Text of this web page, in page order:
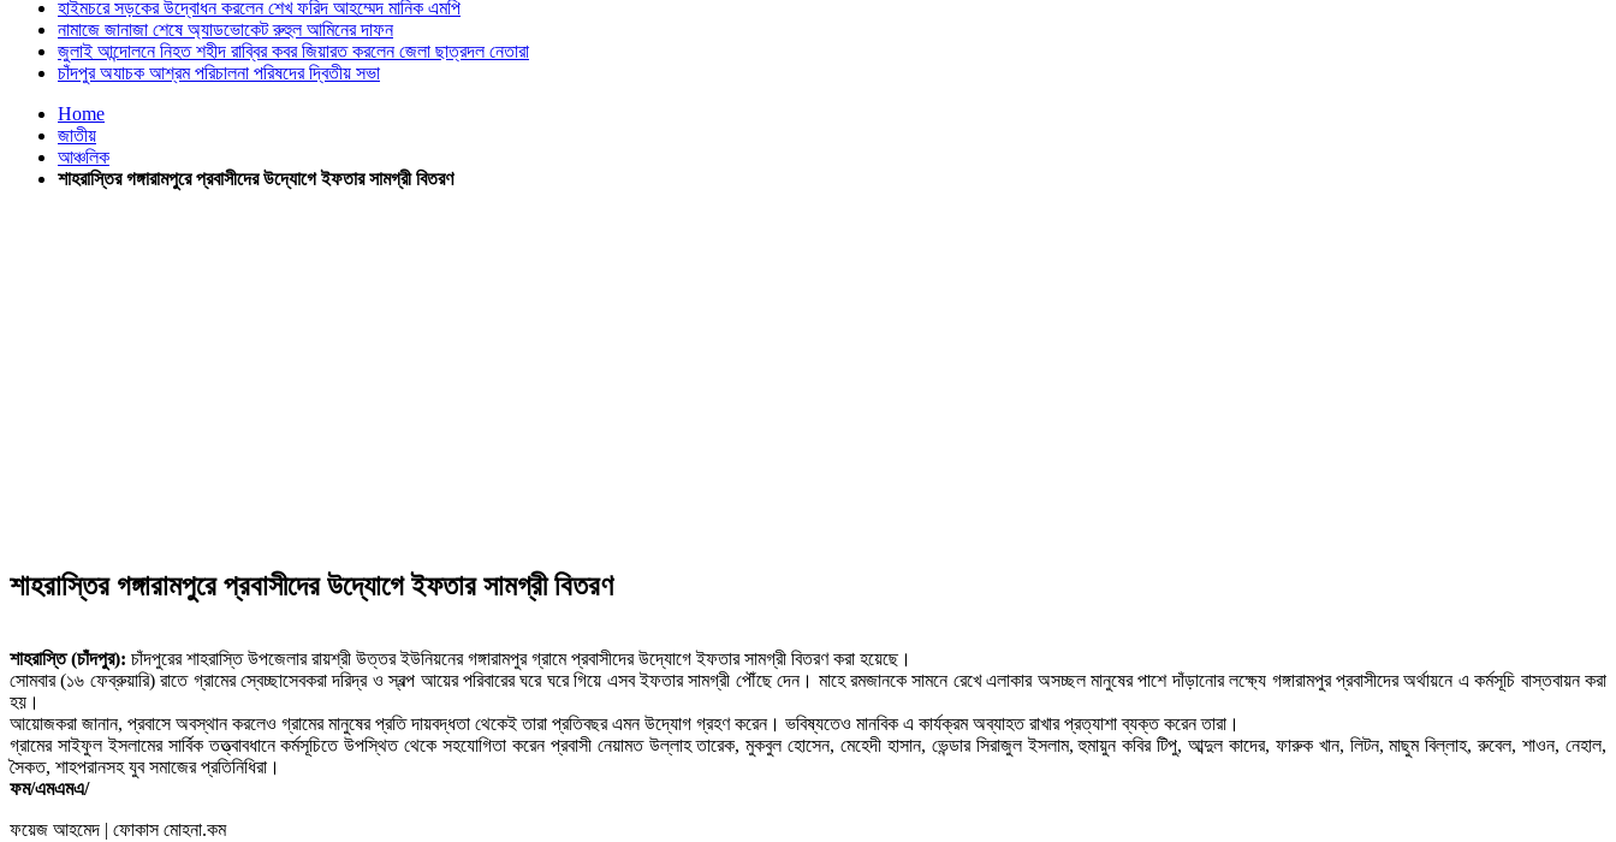
হাইমচরে সড়কের উদ্বোধন করলেন শেখ ফরিদ আহম্মেদ মানিক এমপি
নামাজে জানাজা শেষে অ্যাডভোকেট রুহুল আমিনের দাফন
জুলাই আন্দোলনে নিহত শহীদ রাব্বির কবর জিয়ারত করলেন জেলা ছাত্রদল নেতারা
চাঁদপুর অযাচক আশ্রম পরিচালনা পরিষদের দ্বিতীয় সভা
Home
জাতীয়
আঞ্চলিক
শাহরাস্তির গঙ্গারামপুরে প্রবাসীদের উদ্যোগে ইফতার সামগ্রী বিতরণ
শাহরাস্তির গঙ্গারামপুরে প্রবাসীদের উদ্যোগে ইফতার সামগ্রী বিতরণ
শাহরাস্তি (চাঁদপুর): চাঁদপুরের শাহরাস্তি উপজেলার রায়শ্রী উত্তর ইউনিয়নের গঙ্গারামপুর গ্রামে প্রবাসীদের উদ্যোগে ইফতার সামগ্রী বিতরণ করা হয়েছে।
সোমবার (১৬ ফেব্রুয়ারি) রাতে গ্রামের স্বেচ্ছাসেবকরা দরিদ্র ও স্বল্প আয়ের পরিবারের ঘরে ঘরে গিয়ে এসব ইফতার সামগ্রী পৌঁছে দেন। মাহে রমজানকে সামনে রেখে এলাকার অসচ্ছল মানুষের পাশে দাঁড়ানোর লক্ষ্যে গঙ্গারামপুর প্রবাসীদের অর্থায়নে এ কর্মসূচি বাস্তবায়ন করা
হয়।
আয়োজকরা জানান, প্রবাসে অবস্থান করলেও গ্রামের মানুষের প্রতি দায়বদ্ধতা থেকেই তারা প্রতিবছর এমন উদ্যোগ গ্রহণ করেন। ভবিষ্যতেও মানবিক এ কার্যক্রম অব্যাহত রাখার প্রত্যাশা ব্যক্ত করেন তারা।
গ্রামের সাইফুল ইসলামের সার্বিক তত্ত্বাবধানে কর্মসূচিতে উপস্থিত থেকে সহযোগিতা করেন প্রবাসী নেয়ামত উল্লাহ তারেক, মুকবুল হোসেন, মেহেদী হাসান, ভেন্ডার সিরাজুল ইসলাম, হুমায়ুন কবির টিপু, আব্দুল কাদের, ফারুক খান, লিটন, মাছুম বিল্লাহ, রুবেল, শাওন, নেহাল,
সৈকত, শাহপরানসহ যুব সমাজের প্রতিনিধিরা।
ফম/এমএমএ/
ফয়েজ আহমেদ | ফোকাস মোহনা.কম